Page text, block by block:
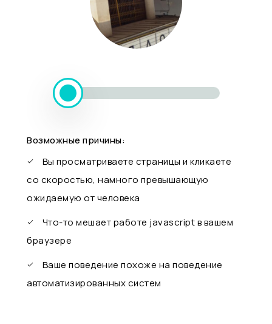
Возможные причины:
Вы просматриваете страницы и кликаете
со скоростью, намного превышающую
ожидаемую от человека
Что-то мешает работе javascript в вашем
браузере
Ваше поведение похоже на поведение
автоматизированных систем